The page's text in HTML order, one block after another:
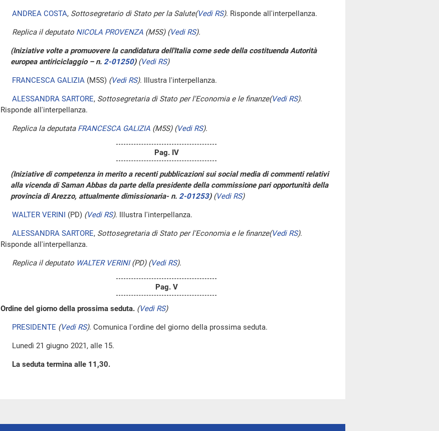
ANDREA COSTA, Sottosegretario di Stato per la Salute(Vedi RS). Risponde all'interpellanza.
Replica il deputato NICOLA PROVENZA (M5S) (Vedi RS).
(Iniziative volte a promuovere la candidatura dell'Italia come sede della costituenda Autorità
europea antiriciclaggio – n. 2-01250) (Vedi RS)
FRANCESCA GALIZIA (M5S) (Vedi RS). Illustra l'interpellanza.
ALESSANDRA SARTORE, Sottosegretaria di Stato per l'Economia e le finanze(Vedi RS).
Risponde all'interpellanza.
Replica la deputata FRANCESCA GALIZIA (M5S) (Vedi RS).
Pag. IV
(Iniziative di competenza in merito a recenti pubblicazioni sui social media di commenti relativi
alla vicenda di Saman Abbas da parte della presidente della commissione pari opportunità della
provincia di Arezzo, attualmente dimissionaria- n. 2-01253) (Vedi RS)
WALTER VERINI (PD) (Vedi RS). Illustra l'interpellanza.
ALESSANDRA SARTORE, Sottosegretaria di Stato per l'Economia e le finanze(Vedi RS).
Risponde all'interpellanza.
Replica il deputato WALTER VERINI(PD) (Vedi RS).
Pag. V
Ordine del giorno della prossima seduta. (Vedi RS)
PRESIDENTE (Vedi RS). Comunica l'ordine del giorno della prossima seduta.
Lunedì 21 giugno 2021, alle 15.
La seduta termina alle 11,30.